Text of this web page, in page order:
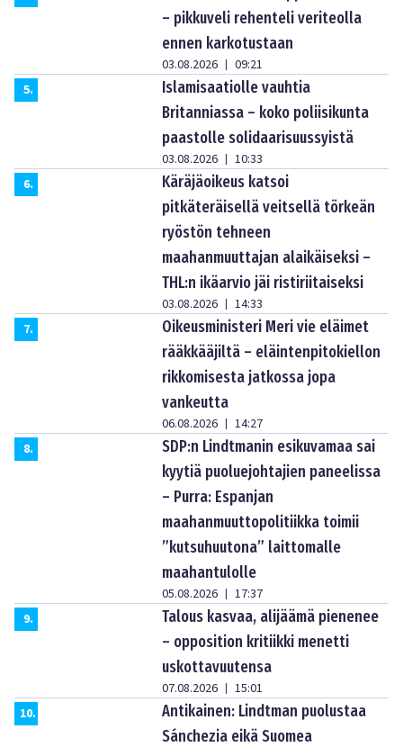
– pikkuveli rehenteli veriteolla
ennen karkotustaan
03.08.2026 | 09:21
5.
Islamisaatiolle vauhtia
Britanniassa – koko poliisikunta
paastolle solidaarisuussyistä
03.08.2026 | 10:33
6.
Käräjäoikeus katsoi
pitkäteräisellä veitsellä törkeän
ryöstön tehneen
maahanmuuttajan alaikäiseksi –
THL:n ikäarvio jäi ristiriitaiseksi
03.08.2026 | 14:33
7.
Oikeusministeri Meri vie eläimet
rääkkääjiltä – eläintenpitokiellon
rikkomisesta jatkossa jopa
vankeutta
06.08.2026 | 14:27
8.
SDP:n Lindtmanin esikuvamaa sai
kyytiä puoluejohtajien paneelissa
– Purra: Espanjan
maahanmuuttopolitiikka toimii
”kutsuhuutona” laittomalle
maahantulolle
05.08.2026 | 17:37
9.
Talous kasvaa, alijäämä pienenee
– opposition kritiikki menetti
uskottavuutensa
07.08.2026 | 15:01
10.
Antikainen: Lindtman puolustaa
Sánchezia eikä Suomea